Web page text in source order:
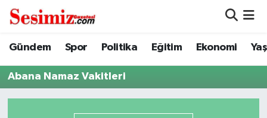
Gündem Spor Politika Eğitim Ekonomi
Abana Namaz Vakitleri
Dünya
Eğitim
Nöbetçi Eczaneler
Hava Durumu